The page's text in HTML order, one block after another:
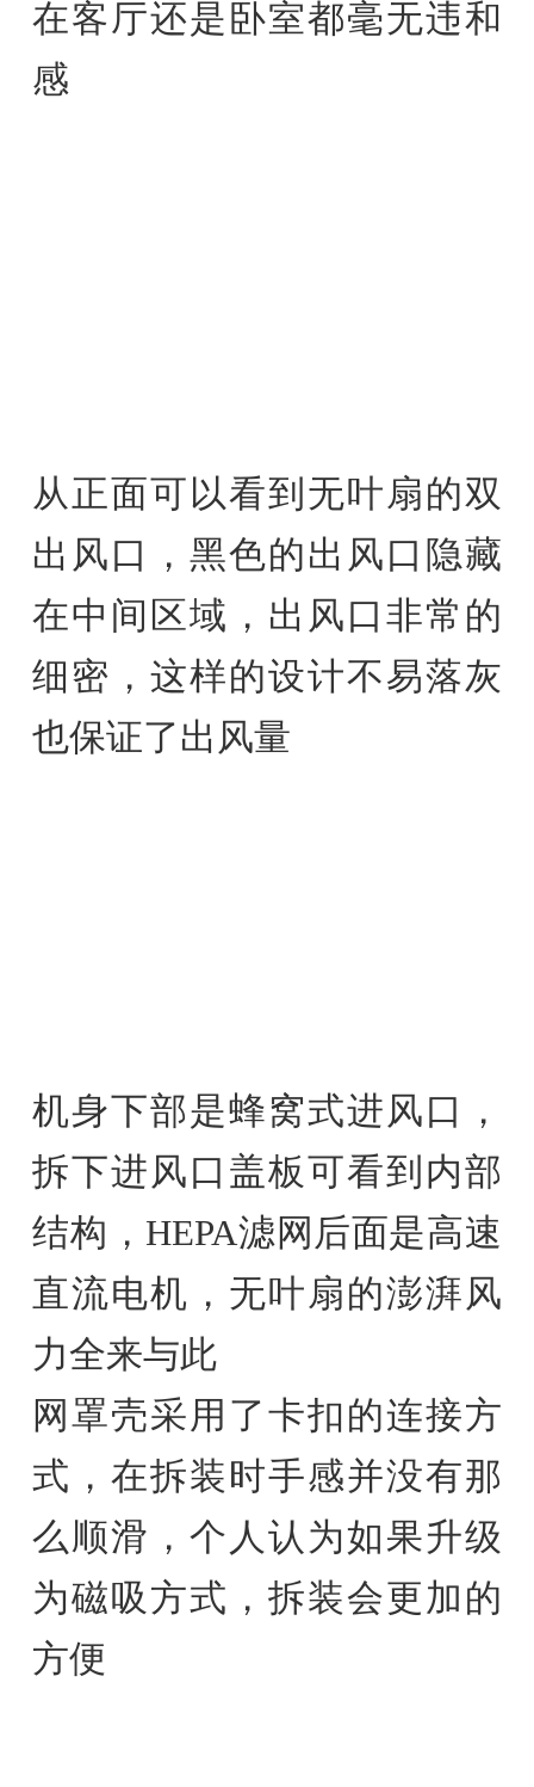
在客厅还是卧室都毫无违和
感
从正面可以看到无叶扇的双
出风口，黑色的出风口隐藏
在中间区域，出风口非常的
细密，这样的设计不易落灰
也保证了出风量
机身下部是蜂窝式进风口，
拆下进风口盖板可看到内部
结构，HEPA滤网后面是高速
直流电机，无叶扇的澎湃风
力全来与此
网罩壳采用了卡扣的连接方
式，在拆装时手感并没有那
么顺滑，个人认为如果升级
为磁吸方式，拆装会更加的
方便